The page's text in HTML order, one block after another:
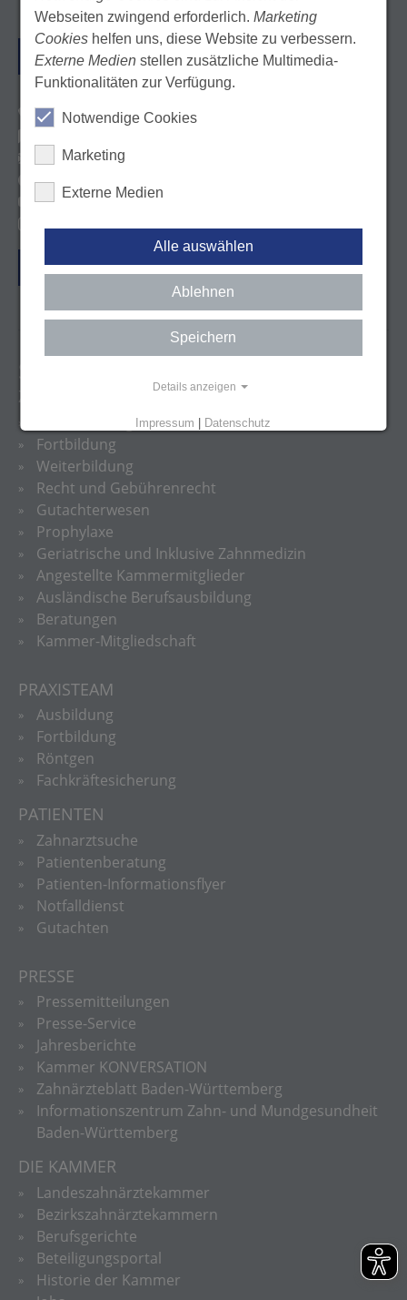
ANFAHRT
Tel. 0711 22845-0
E-Mail: info@lzk-bw.de
http://facebook.com/lzkbw
http://youtube.com/user/lzkbw
@zfa_ziemlichfetteausbildung
Vertrag widerrufen
ZAHNÄRZTE
Fortbildung
Weiterbildung
Recht und Gebührenrecht
Gutachterwesen
Prophylaxe
Geriatrische und Inklusive Zahnmedizin
Angestellte Kammermitglieder
Ausländische Berufsausbildung
Beratungen
Kammer-Mitgliedschaft
PRAXISTEAM
Ausbildung
Fortbildung
Röntgen
Fachkräftesicherung
PATIENTEN
Zahnarztsuche
Patientenberatung
Patienten-Informationsflyer
Notfalldienst
Gutachten
PRESSE
Pressemitteilungen
Presse-Service
Jahresberichte
Kammer KONVERSATION
Zahnärzteblatt Baden-Württemberg
Informationszentrum Zahn- und Mundgesundheit
Baden-Württemberg
DIE KAMMER
Landeszahnärztekammer
Bezirkszahnärztekammern
Berufsgerichte
Beteiligungsportal
Historie der Kammer
Webseiten zwingend erforderlich.Marketing
Cookies helfen uns, diese Website zu verbessern.
Externe Medienstellen zusätzliche Multimedia-
Funktionalitäten zur Verfügung.
Notwendige Cookies
Marketing
Externe Medien
Alle auswählen
Ablehnen
Speichern
Details anzeigen
Impressum Datenschutz